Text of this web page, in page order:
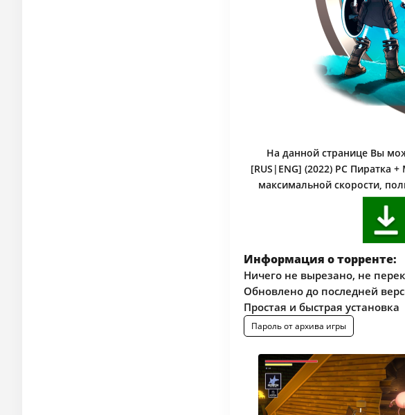
На данной странице Вы
[RUS|ENG] (2022) PC Пиратка
максимальной скорости,
Информация о торренте:
Ничего не вырезано, не
Обновлено до последней
Простая и быстрая установка
Пароль от архива игры